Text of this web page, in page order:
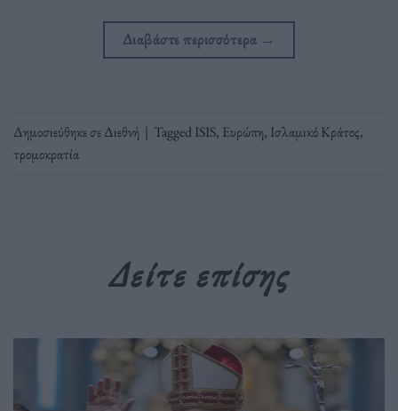
Διαβάστε περισσότερα →
Δημοσιεύθηκε σεΔιεθνή | TaggedISIS, Ευρώπη, Ισλαμικό Κράτος,
τρομοκρατία
Δείτε επίσης